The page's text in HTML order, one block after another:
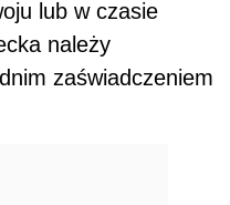
lub w czasie
należy
zaświadczeniem